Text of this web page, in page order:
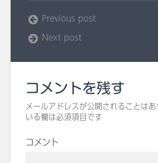
Previous post
Next post
コメントを残す
メールアドレスが公開されることはあ
いる欄は必須項目です
コメント